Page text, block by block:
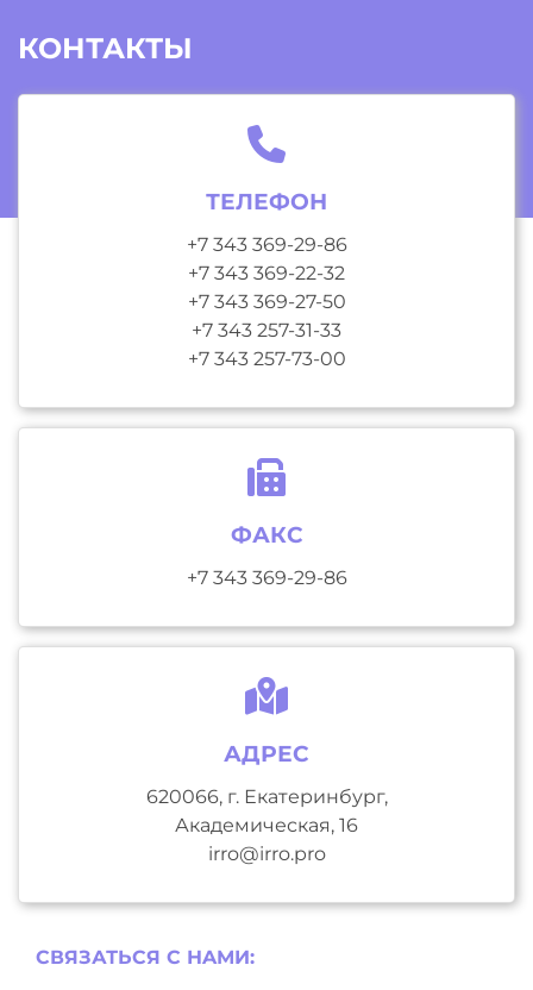
КОНТАКТЫ
ТЕЛЕФОН
+7 343 369-29-86
+7 343 369-22-32
+7 343 369-27-50
+7 343 257-31-33
+7 343 257-73-00
ФАКС
+7 343 369-29-86
АДРЕС
620066, г. Екатеринбург,
Академическая, 16
irro@irro.pro
СВЯЗАТЬСЯ С НAМИ: